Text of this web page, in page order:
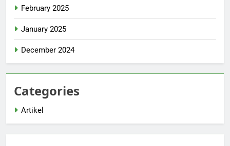
February 2025
January 2025
December 2024
Categories
Artikel